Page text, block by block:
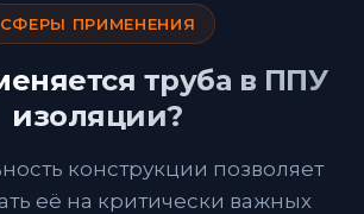
СФЕРЫ ПРИМЕНЕНИЯ
труба в ППУ
изоляции?
конструкции позволяет
её на критически важных